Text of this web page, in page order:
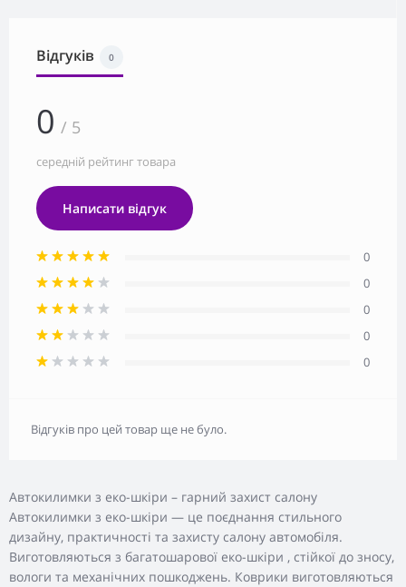
Автокилимки з еко-шкіри – гарний захист салону
Автокилимки з еко-шкіри — це поєднання стильного
дизайну, практичності та захисту салону автомобіля.
Виготовляються з багатошарової еко-шкіри , стійкої до зносу,
вологи та механічних пошкоджень. Коврики виготовляються
Відгуків 0
0 / 5
середній рейтинг товара
Написати відгук
0
0
0
0
0
Відгуків про цей товар ще не було.